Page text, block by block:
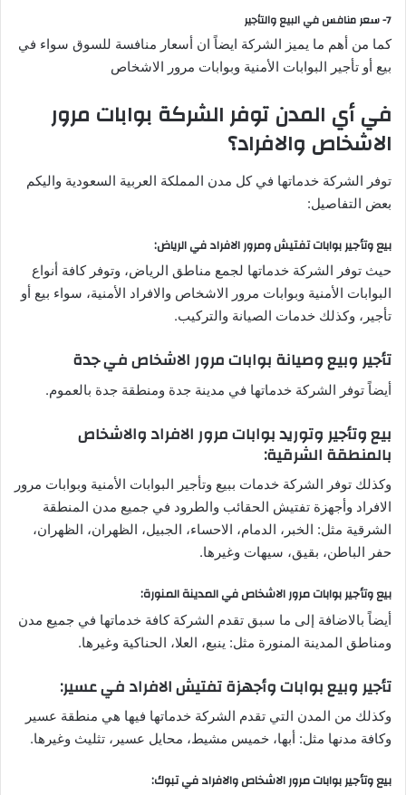
7- سعر منافس في البيع والتأجير
كما من أهم ما يميز الشركة ايضاً ان أسعار منافسة للسوق سواء في
بيع أو تأجير البوابات الأمنية وبوابات مرور الاشخاص
في أي المدن توفر الشركة بوابات مرور
الاشخاص والافراد؟
توفر الشركة خدماتها في كل مدن المملكة العربية السعودية واليكم
بعض التفاصيل:
بيع وتأجير بوابات تفتيش ومرور الافراد في الرياض:
حيث توفر الشركة خدماتها لجمع مناطق الرياض، وتوفر كافة أنواع
البوابات الأمنية وبوابات مرور الاشخاص والافراد الأمنية، سواء بيع أو
تأجير، وكذلك خدمات الصيانة والتركيب.
تأجير وبيع وصيانة بوابات مرور الاشخاص في جدة
أيضاً توفر الشركة خدماتها في مدينة جدة ومنطقة جدة بالعموم.
بيع وتأجير وتوريد بوابات مرور الافراد والاشخاص
بالمنطقة الشرقية:
وكذلك توفر الشركة خدمات ببيع وتأجير البوابات الأمنية وبوابات مرور
الافراد وأجهزة تفتيش الحقائب والطرود في جميع مدن المنطقة
الشرقية مثل: الخبر، الدمام، الاحساء، الجبيل، الظهران، الظهران،
حفر الباطن، بقيق، سيهات وغيرها.
بيع وتأجير بوابات مرور الاشخاص في المدينة المنورة:
أيضاً بالاضافة إلى ما سبق تقدم الشركة كافة خدماتها في جميع مدن
ومناطق المدينة المنورة مثل: ينبع، العلا، الحناكية وغيرها.
تأجير وبيع بوابات وأجهزة تفتيش الافراد في عسير:
وكذلك من المدن التي تقدم الشركة خدماتها فيها هي منطقة عسير
وكافة مدنها مثل: أبها، خميس مشيط، محايل عسير، تثليث وغيرها.
بيع وتأجير بوابات مرور الاشخاص والافراد في تبوك: